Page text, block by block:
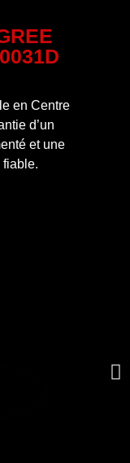
en Centre
d’un
et une
fiable.